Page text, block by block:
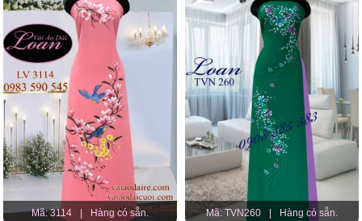
Mã: 3114 Hàng có sẵn. Mã: TVN260 Hàng có sẵn.